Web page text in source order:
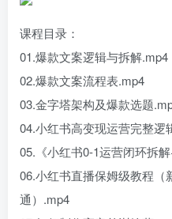
课程目录：
01.爆款文案逻辑与拆解.mp4
02.爆款文案流程表.mp4
03.金字塔架构及爆款选题
04.小红书高变现运营完整
05.《小红书0-1运营闭环拆
06.小红书直播保姆级教程（
通）.mp4